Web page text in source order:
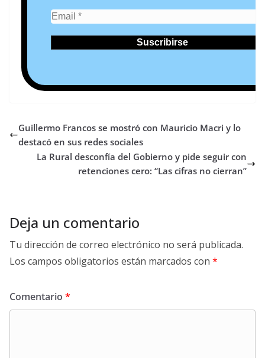
Guillermo Francos se mostró con Mauricio Macri y lo
destacó en sus redes sociales
La Rural desconfía del Gobierno y pide seguir con
retenciones cero: “Las cifras no cierran”
Deja un comentario
Tu dirección de correo electrónico no será publicada.
Los campos obligatorios están marcados con *
Comentario *